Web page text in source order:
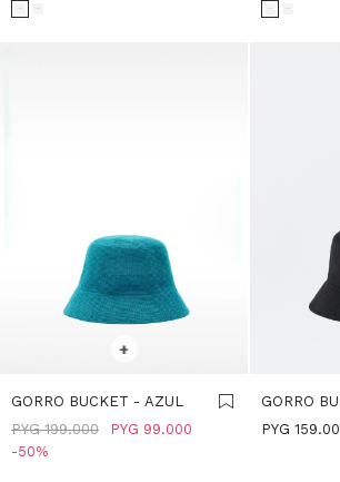
+
GORRO BUCKET - AZUL
PYG 99.000
PYG 199.000
50
GORRO
PYG